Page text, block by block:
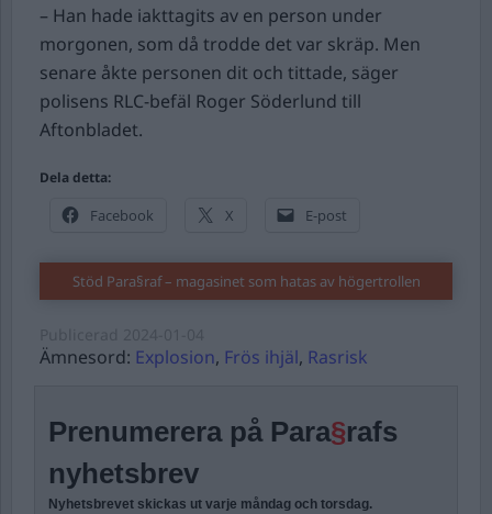
– Han hade iakttagits av en person under
morgonen, som då trodde det var skräp. Men
senare åkte personen dit och tittade, säger
polisens RLC-befäl Roger Söderlund till
Aftonbladet.
Dela detta:
Facebook X E-post
Stöd Para§raf – magasinet som hatas av högertrollen
Ämnesord: Explosion, Frös ihjäl, Rasrisk
Prenumerera på Para§rafs
nyhetsbrev
Nyhetsbrevet skickas ut varje måndag och torsdag.